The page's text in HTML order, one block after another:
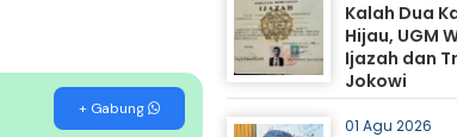
+ Gabung
Kalah Dua
Hijau, UGM
Ijazah dan
Jokowi
01 Agu 2026